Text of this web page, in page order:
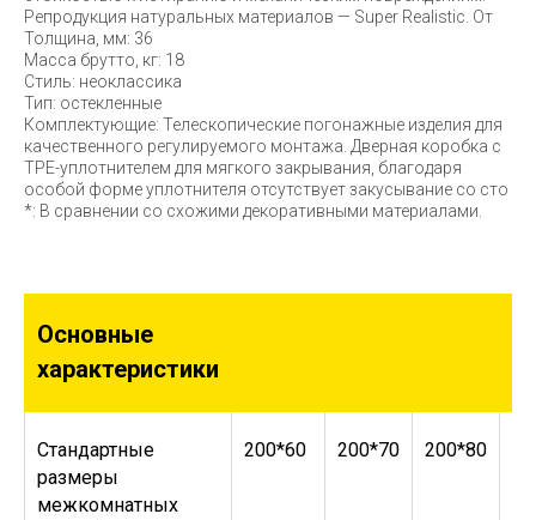
Репродукция натуральных материалов — Super Realistic. От
Толщина, мм: 36
Масса брутто, кг: 18
Стиль: неоклассика
Тип: остекленные
Комплектующие: Телескопические погонажные изделия для
качественного регулируемого монтажа. Дверная коробка с
TPE-уплотнителем для мягкого закрывания, благодаря
особой форме уплотнителя отсутствует закусывание со сто
*: В сравнении со схожими декоративными материалами.
Основные
характеристики
Стандартные
размеры
межкомнатных
200*60 200*70 200*80